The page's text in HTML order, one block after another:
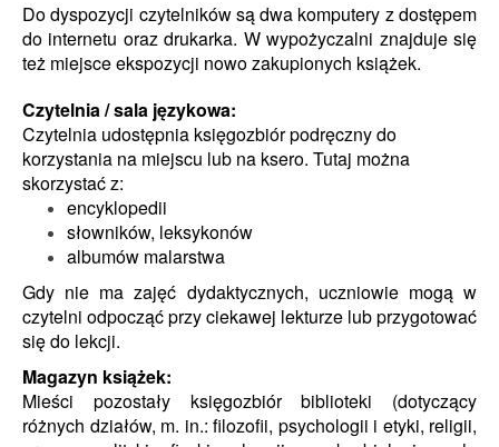
Do dyspozycji czytelników są dwa komputery z dostępem
do internetu oraz drukarka. W wypożyczalni znajduje się
też miejsce ekspozycji nowo zakupionych książek.
Czytelnia / sala językowa:
Czytelnia udostępnia księgozbiór podręczny do
korzystania na miejscu lub na ksero. Tutaj można
skorzystać z:
encyklopedii
słowników, leksykonów
albumów malarstwa
Gdy nie ma zajęć dydaktycznych, uczniowie mogą w
czytelni odpocząć przy ciekawej lekturze lubprzygotować
się do lekcji.
Magazyn książek:
Mieści pozostały księgozbiór biblioteki (dotyczący
różnych działów, m. in.: filozofii, psychologii i etyki, religii,